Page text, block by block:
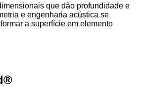
que dão profundidade e
e engenharia acústica se
a superfície em elemento